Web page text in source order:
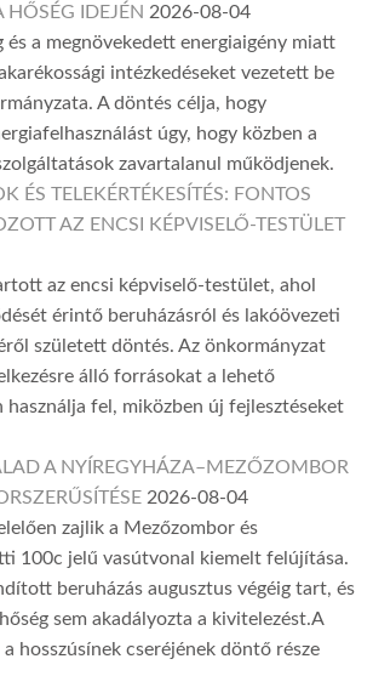
HŐSÉG IDEJÉN 2026-08-04
és a megnövekedett energiaigény miatt
intézkedéseket vezetett be
A döntés célja, hogy
úgy, hogy közben a
zavartalanul működjenek.
ÉS TELEKÉRTÉKESÍTÉS: FONTOS
AZ ENCSI KÉPVISELŐ-TESTÜLET
az encsi képviselő-testület, ahol
érintő beruházásról és lakóövezeti
született döntés. Az önkormányzat
álló forrásokat a lehető
használja fel, miközben új fejlesztéseket
A NYÍREGYHÁZA–MEZŐZOMBOR
2026-08-04
zajlik a Mezőzombor és
100c jelű vasútvonal kiemelt felújítása.
beruházás augusztus végéig tart, és
sem akadályozta a kivitelezést.A
hosszúsínek cseréjének döntő része